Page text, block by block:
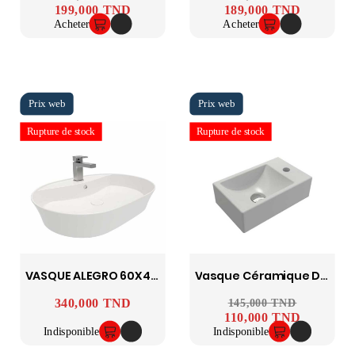
199,000 TND
Acheter
189,000 TND
Acheter
Rupture de stock
VASQUE ALEGRO 60X41 GLASSY
Prix
340,000 TND
Indisponible
Rupture de stock
Vasque Céramique DURA Twins 37x23 Cm 5874
Prix ​​habituel
145,000 TNDPrix
110,000 TND
Indisponible